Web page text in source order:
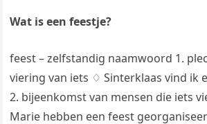
Wat is een feestje?
feest – zelfstandig naamwoord 1.
viering van iets ♢ Sinterklaas vind ik
2. bijeenkomst van mensen die iets
Marie hebben een feest